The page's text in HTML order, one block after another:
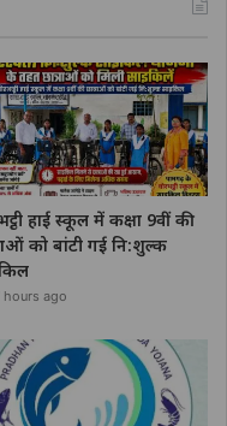
हाई स्कूल में कक्षा 9वीं की
को बांटी गई नि:शुल्क
hours ago